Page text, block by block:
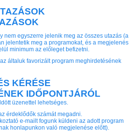
nem egyszerre jelenik meg az összes utazás (a
jelentetik meg a programokat, és a megjelenés
minimum az előleget befizetni.
általuk favorizált program meghirdetésének
KÉRÉSE
IDŐPONTJÁRÓL
üzenettel lehetséges.
érdeklődők számát megadni.
e-mailt fogunk küldeni az adott program
honlapunkon való megjelenése előtt).